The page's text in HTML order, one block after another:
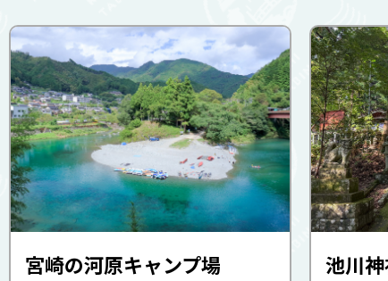
宮崎の河原キャンプ場 池川